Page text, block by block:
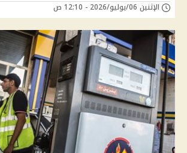
الإثنين 06/يوليو/2026 - 12:10 ص